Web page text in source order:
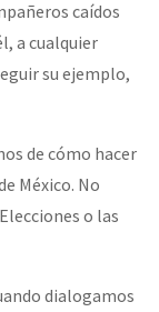
caídos
a cualquier
su ejemplo,
de cómo hacer
México. No
o las
dialogamos